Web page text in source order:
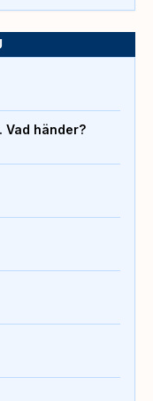
Vad händer?